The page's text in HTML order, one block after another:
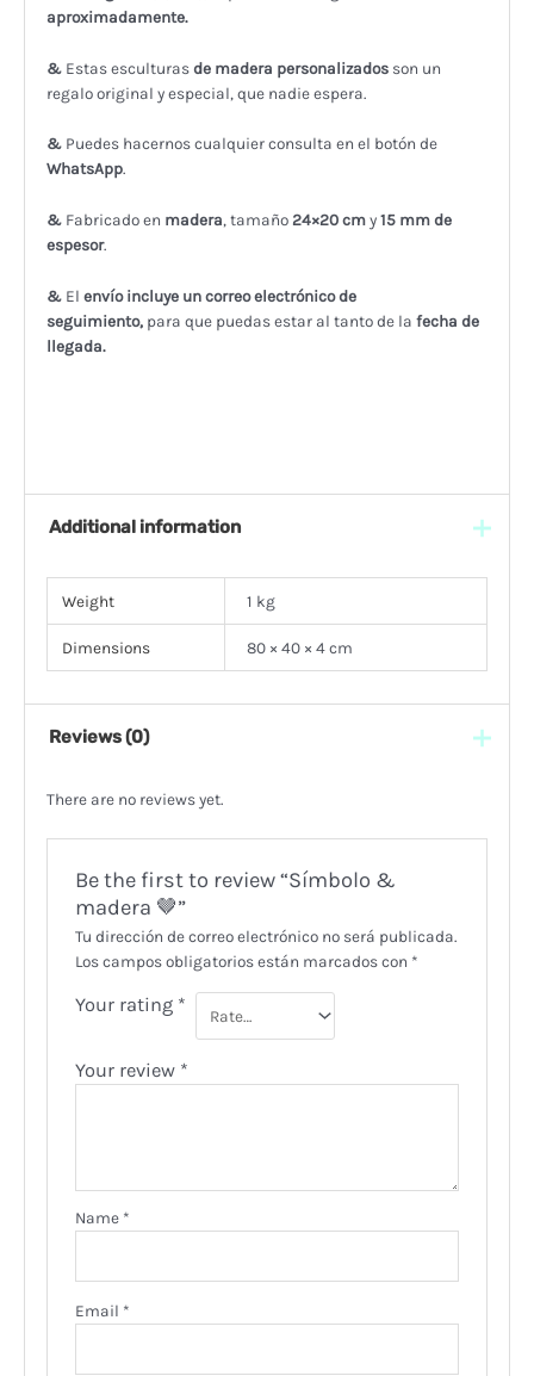
aproximadamente.
&Estas esculturasde madera personalizadosson un
regalo original y especial, que nadie espera.
&Puedes hacernos cualquier consulta en el botón de
WhatsApp.
&Fabricado en madera, tamaño 24×20 cmy15 mm de
espesor.
&El envío incluye un correo electrónico de
seguimiento,para que puedas estar al tanto de la fecha de
llegada.
Additional information
Weight 1 kg
Dimensions 80 × 40 × 4 cm
Reviews (0)
There are no reviews yet.
Be the first to review “Símbolo &
madera 🤎”
Tu dirección de correo electrónico no será publicada.
Los campos obligatorios están marcados con *
Your rating *
Your review *
Name *
Email *